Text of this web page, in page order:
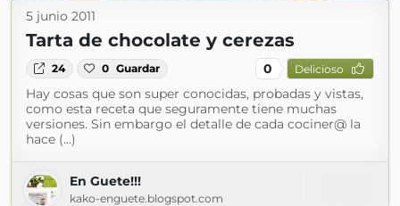
5 junio 2011
Tarta de chocolate y cerezas
24 0 Guardar 0 Delicioso
Hay cosas que son super conocidas, probadas y vistas,
como esta receta que seguramente tiene muchas
versiones. Sin embargo el detalle de cada cociner@ la
hace (...)
En Guete!!!
kako-enguete.blogspot.com